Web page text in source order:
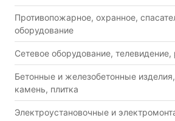
Противопожарное, охранное,
оборудование
Сетевое оборудование, телевидение,
Бетонные и железобетонные
камень, плитка
Электроустановочные и